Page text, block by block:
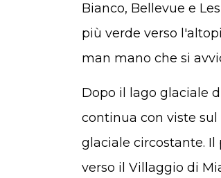
Bianco, Bellevue e
più verde verso
man mano che si
Dopo il lago glaciale
continua con viste sul
glaciale circostante.
verso il Villaggio di